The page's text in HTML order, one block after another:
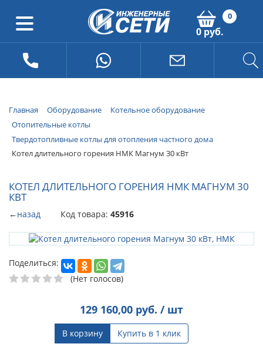
0
0 руб.
Главная Оборудование
Котельное оборудование
Отопительные котлы
Твердотопливные котлы для отопления частного дома
Котел длительного горения НМК Магнум 30 кВт
КОТЕЛ ДЛИТЕЛЬНОГО ГОРЕНИЯ НМК МАГНУМ 30
КВТ
←назад Код товара: 45916
Поделиться:
(Нет голосов)
129 160,00 руб. / шт
В корзину Купить в 1 клик